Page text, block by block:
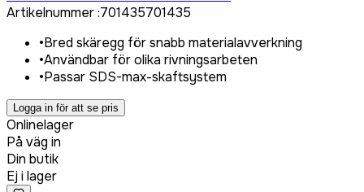
Artikelnummer:701435701435
•Bred skäregg för snabb materialavverkning
•Användbar för olika rivningsarbeten
•Passar SDS-max-skaftsystem
Logga in för att se pris
Onlinelager
På väg in
Din butik
Ej i lager